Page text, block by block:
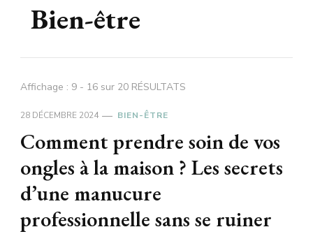
Bien-être
Affichage : 9 - 16 sur 20 RÉSULTATS
28 DÉCEMBRE 2024 BIEN-ÊTRE
Comment prendre soin de vos
ongles à la maison ? Les secrets
d’une manucure
professionnelle sans se ruiner